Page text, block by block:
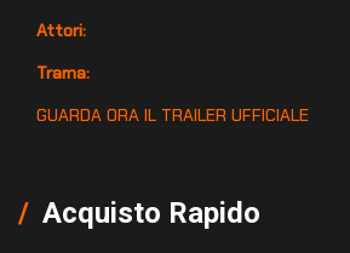
Attori:
Trama:
GUARDA ORA IL TRAILER UFFICIALE
Acquisto Rapido